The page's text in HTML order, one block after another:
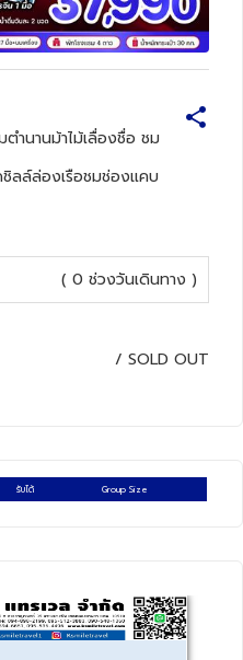
ำนานม้าไม้เลื่องชื่อ ชม
ลล์ล่องเรือชมช่องแคบ
( 0 ช่วงวันเดินทาง )
/ SOLD OUT
รับได้ Group Size